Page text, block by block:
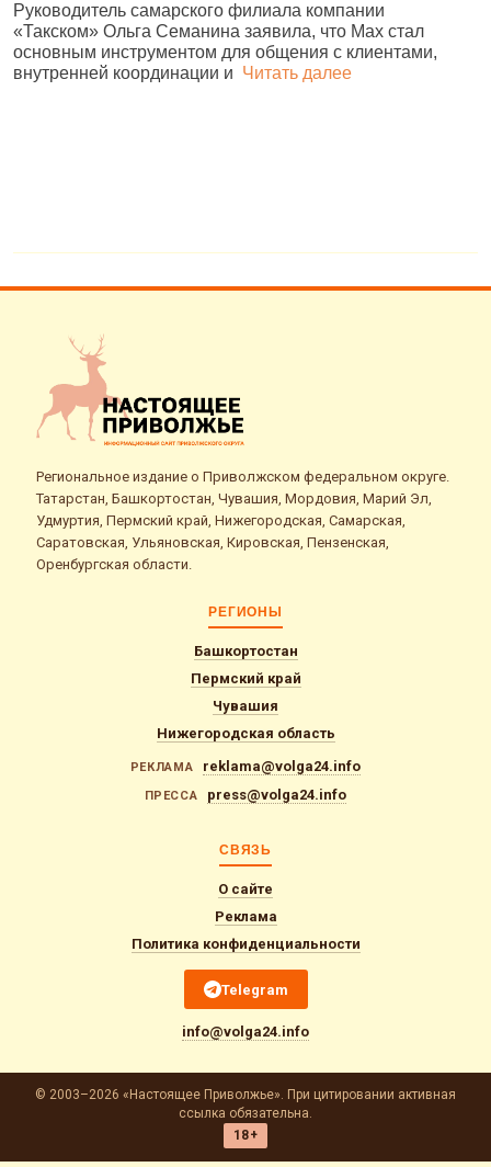
Руководитель самарского филиала компании
«Такском» Ольга Семанина заявила, что Max стал
основным инструментом для общения с клиентами,
внутренней координации и Читать далее
Региональное издание о Приволжском федеральном округе.
Татарстан, Башкортостан, Чувашия, Мордовия, Марий Эл,
Удмуртия, Пермский край, Нижегородская, Самарская,
Саратовская, Ульяновская, Кировская, Пензенская,
Оренбургская области.
РЕГИОНЫ
Башкортостан
Пермский край
Чувашия
Нижегородская область
РЕКЛАМА reklama@volga24.info
ПРЕССА press@volga24.info
СВЯЗЬ
О сайте
Реклама
Политика конфиденциальности
Telegram
info@volga24.info
© 2003–2026 «Настоящее Приволжье». При цитировании активная
ссылка обязательна.
18+